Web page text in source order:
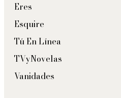
Eres
Esquire
Tú En Línea
TVyNovelas
Vanidades